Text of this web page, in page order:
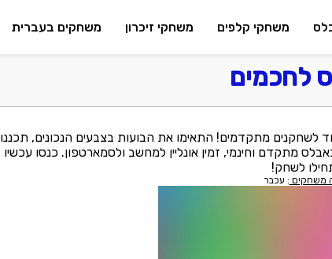
משחקי קלפים משחקי זיכרון משחקים בעברית
לחכמים
לשחקנים מתקדמים! התאימו את הבועות בצבעים הנכונים, תכננו
מתקדם וחינמי, זמין אונליין למחשב ולסמארטפון. כנסו עכשיו
לשחק!
משחקים : עכבר